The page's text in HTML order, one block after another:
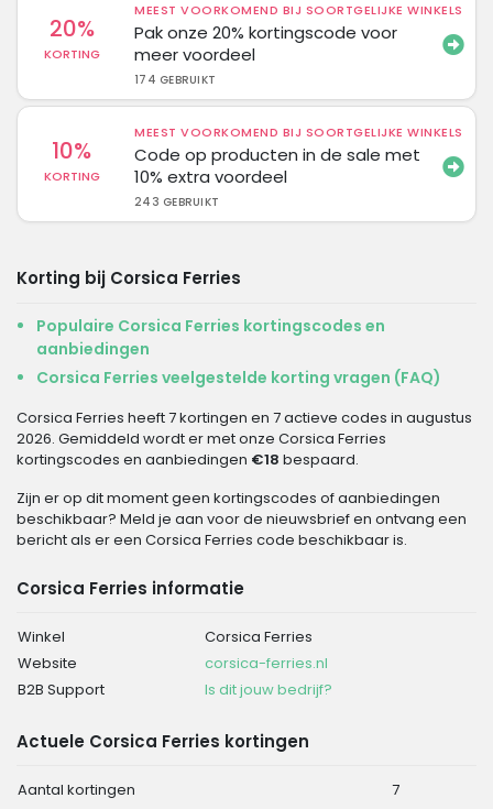
20%
KORTING
MEEST VOORKOMEND BIJ SOORTGELIJKE WINKELS
Pak onze 20% kortingscode voor
meer voordeel
174 GEBRUIKT
10%
KORTING
MEEST VOORKOMEND BIJ SOORTGELIJKE WINKELS
Code op producten in de sale met
10% extra voordeel
243 GEBRUIKT
Korting bij Corsica Ferries
Populaire Corsica Ferries kortingscodes en
aanbiedingen
Corsica Ferries veelgestelde korting vragen (FAQ)
Corsica Ferries heeft 7 kortingen en 7 actieve codes in augustus
2026. Gemiddeld wordt er met onze Corsica Ferries
kortingscodes en aanbiedingen €18 bespaard.
Zijn er op dit moment geen kortingscodes of aanbiedingen
beschikbaar? Meld je aan voor de nieuwsbrief en ontvang een
bericht als er een Corsica Ferries code beschikbaar is.
Corsica Ferries informatie
Winkel
Corsica Ferries
Website
corsica-ferries.nl
B2B Support
Is dit jouw bedrijf?
Actuele Corsica Ferries kortingen
Aantal kortingen
7